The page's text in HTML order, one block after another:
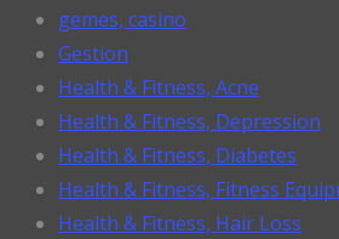
gemes, casino
Gestion
Health & Fitness, Acne
Health & Fitness, Depression
Health & Fitness, Diabetes
Health & Fitness, Fitness
Health & Fitness, Hair Loss